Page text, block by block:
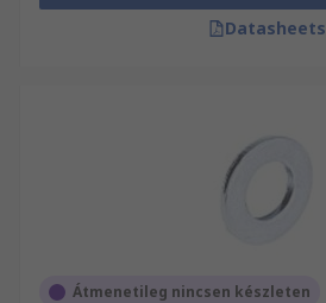
Datasheets
Átmenetileg nincsen készleten